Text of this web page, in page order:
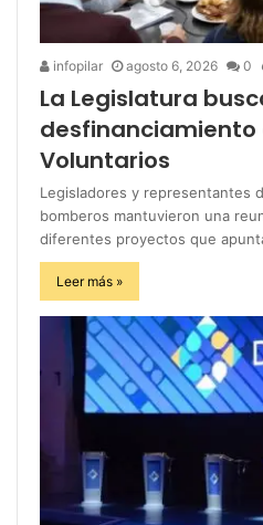
infopilar agosto 6, 2026 0
La Legislatura
desfinanciamiento
Voluntarios
Legisladores y representantes
bomberos mantuvieron una
diferentes proyectos que
Leer más »